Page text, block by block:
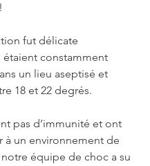
fut délicate
étaient constamment
un lieu aseptisé et
18 et 22 degrés.
pas d’immunité et ont
à un environnement de
équipe de choc a su